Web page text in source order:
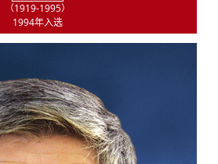
（1919-1995）
1994年入选